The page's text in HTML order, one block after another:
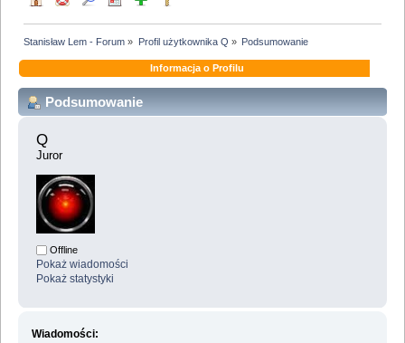
Stanisław Lem - Forum » Profil użytkownika Q » Podsumowanie
Informacja o Profilu
Podsumowanie
Q
Juror
Offline
Pokaż wiadomości
Pokaż statystyki
Wiadomości: